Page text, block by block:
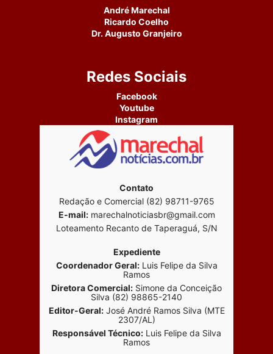
André Marechal
Ricardo Coelho
Dr. Augusto Granjeiro
Redes Sociais
Facebook
Youtube
Instagram
Contato
Redação e Comercial (82) 98711-9765
E-mail:marechalnoticiasbr@gmail.com
Loteamento Recanto de Taperaguá, S/N
Expediente
Coordenador Geral:Luis Felipe da Silva
Ramos
Diretora Comercial: Simone da Conceição
Silva (82) 98865-2140
Editor-Geral:José André Ramos Silva (MTE
2307/AL)
Responsável Técnico:Luis Felipe da Silva
Ramos